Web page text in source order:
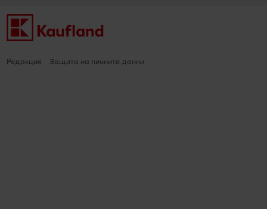
Редакция Защита на личните данни